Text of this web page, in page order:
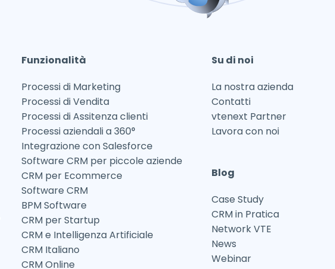
Funzionalità
Processi di Marketing
Processi di Vendita
Processi di Assitenza clienti
Processi aziendali a 360°
Integrazione con Salesforce
Software CRM per piccole aziende
CRM per Ecommerce
Software CRM
BPM Software
CRM per Startup
CRM e Intelligenza Artificiale
CRM Italiano
CRM Online
Su di noi
La nostra azienda
Contatti
vtenext Partner
Lavora con noi
Blog
Case Study
CRM in Pratica
Network VTE
News
Webinar